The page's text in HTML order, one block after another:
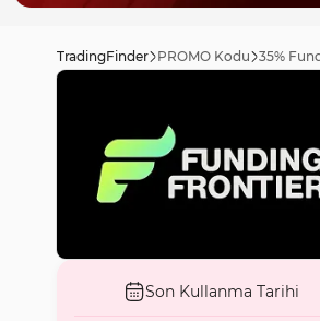
TradingFinder PROMO Kodu 35%
Son Kullanma Tarihi